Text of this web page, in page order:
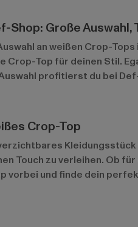
Shop: Große Auswahl,
an weißen Crop-
Top für deinen Stil.
profitierst du bei
Crop-Top
Touch zu verleihen. Ob
vorbei und finde dein